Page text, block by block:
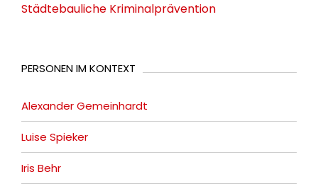
Städtebauliche Kriminalprävention
PERSONEN IM KONTEXT
Alexander Gemeinhardt
Luise Spieker
Iris Behr